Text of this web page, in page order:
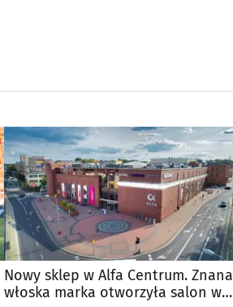
Nowy sklep w Alfa Centrum. Znana
włoska marka otworzyła salon w